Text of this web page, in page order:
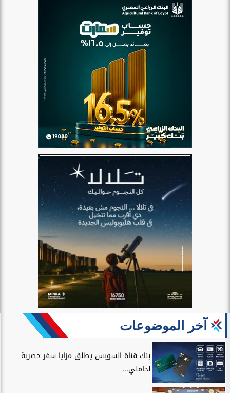
آخر الموضوعات
بنك قناة السويس يطلق مزايا سفر حصرية
لحاملي...